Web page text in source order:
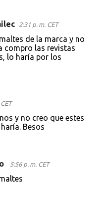
2:31 p. m. CET
de la marca y no
compro las revistas
lo haría por los
y no creo que estes
Besos
5:56 p. m. CET